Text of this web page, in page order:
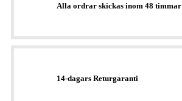
Alla ordrar skickas inom 48 timmar
14-dagars Returgaranti